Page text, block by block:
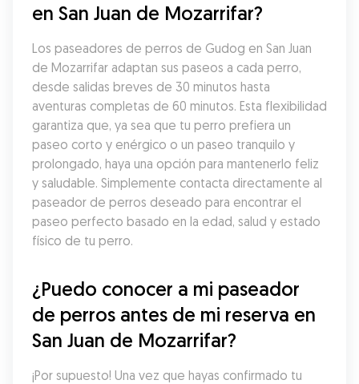
en San Juan de Mozarrifar?
Los paseadores de perros de Gudog en San Juan
de Mozarrifar adaptan sus paseos a cada perro,
desde salidas breves de 30 minutos hasta
aventuras completas de 60 minutos. Esta flexibilidad
garantiza que, ya sea que tu perro prefiera un
paseo corto y enérgico o un paseo tranquilo y
prolongado, haya una opción para mantenerlo feliz
y saludable. Simplemente contacta directamente al
paseador de perros deseado para encontrar el
paseo perfecto basado en la edad, salud y estado
físico de tu perro.
¿Puedo conocer a mi paseador
de perros antes de mi reserva en
San Juan de Mozarrifar?
¡Por supuesto! Una vez que hayas confirmado tu